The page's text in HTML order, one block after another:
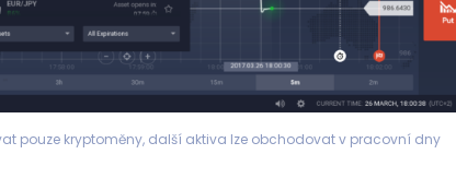
pouze kryptoměny, další aktiva lze obchodovat v pracovní dny